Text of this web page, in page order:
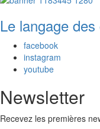
Le langage
facebook
instagram
youtube
Newsletter
Recevez les premières